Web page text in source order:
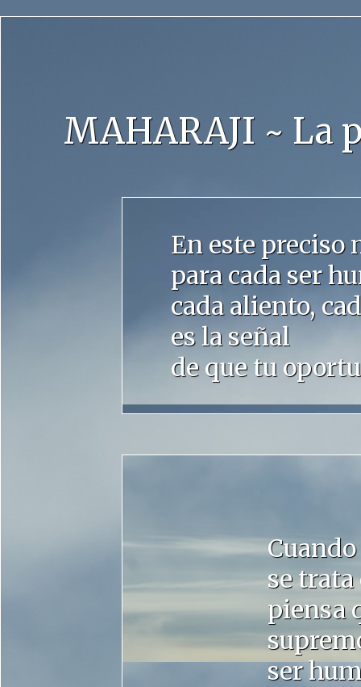
MAHARAJI ~ La
En este preciso
para cada ser
cada aliento,
es la señal
de que tu
se trata
piensa
ser